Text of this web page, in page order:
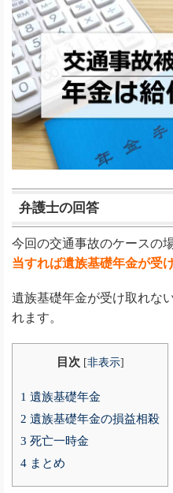
弁護士の回答
今回の交通事故のケースの場
当すれば遺族基礎年金が受
遺族基礎年金が受け取れな
れます。
目次 [非表示]
1 遺族基礎年金
2 遺族基礎年金の損益相殺
3 死亡一時金
4 まとめ